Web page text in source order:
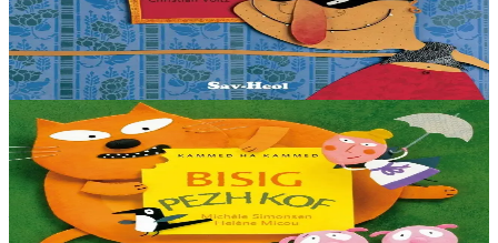
Gant piv eo aet koan al logodenn ? – Evit gouzout, eme ar barner,
n’eus nemet un dra d’ober… Kontadenn farsus a Vro-Liban. Brudet
eo, er Reter-Nesañ, kontadenn...
Er stok9,00 €
3 bloaz hag ouzhpenn
Sav-heol
Bisig pezh kof
– Setu aze ur c’hazhig hag a zo tev ! Petra ’peus debret, Bisig bihan,
da gaout ur pezh kof evel-se ?